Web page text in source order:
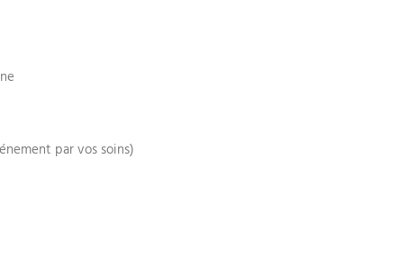
par vos soins)